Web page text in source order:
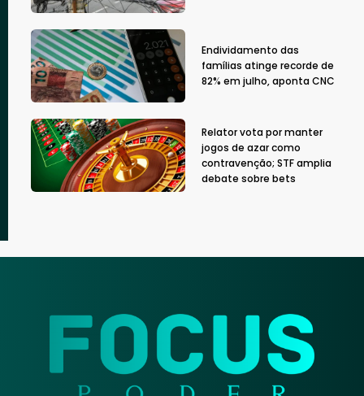
Endividamento das
famílias atinge recorde de
82% em julho, aponta CNC
Relator vota por manter
jogos de azar como
contravenção; STF amplia
debate sobre bets